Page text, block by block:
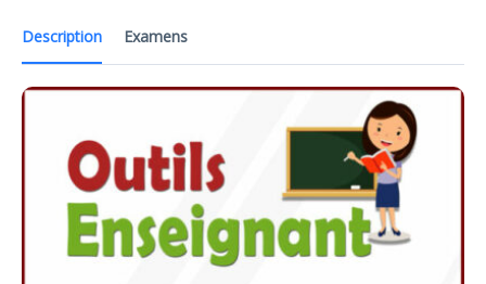
Description Examens